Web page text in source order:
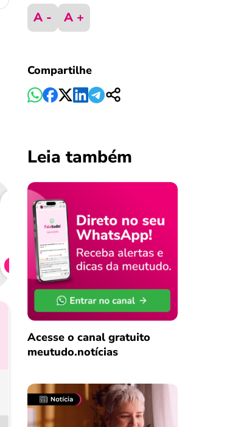
A - A +
Compartilhe
Leia também
Acesse o canal gratuito
meutudo.notícias